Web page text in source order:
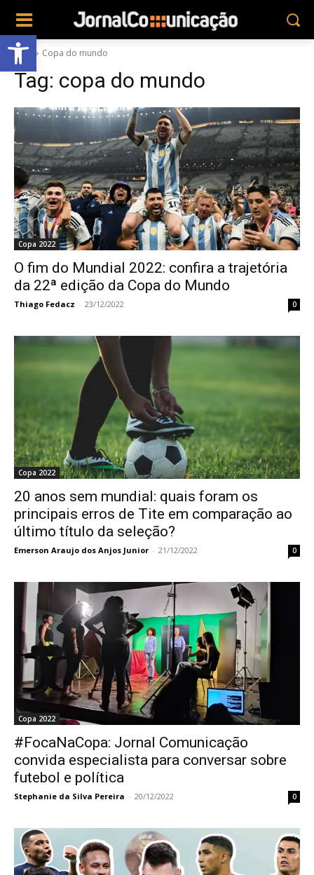
Abrir a barra de ferramentas
Tags Copa do mundo
Tag: copa do mundo
Copa 2022
O fim do Mundial 2022: confira a trajetória
da 22ª edição da Copa do Mundo
Thiago Fedacz - 23/12/2022 0
Copa 2022
20 anos sem mundial: quais foram os
principais erros de Tite em comparação ao
último título da seleção?
Emerson Araujo dos Anjos Junior - 21/12/2022 0
Copa 2022
#FocaNaCopa: Jornal Comunicação
convida especialista para conversar sobre
futebol e política
Stephanie da Silva Pereira - 20/12/2022 0